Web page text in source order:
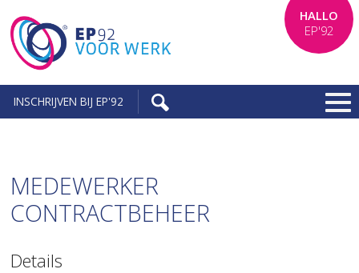
HALLO
EP'92
INSCHRIJVEN BIJ EP'92
MEDEWERKER
CONTRACTBEHEER
Details